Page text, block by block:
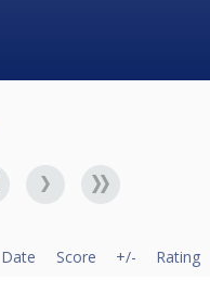
Date Score +/- Rating